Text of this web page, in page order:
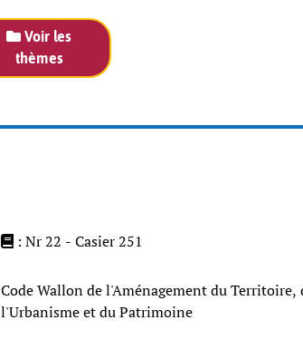
Voir les
thèmes
: Nr 22 - Casier 251
Code Wallon de l'Aménagement du Territoire,
l'Urbanisme et du Patrimoine